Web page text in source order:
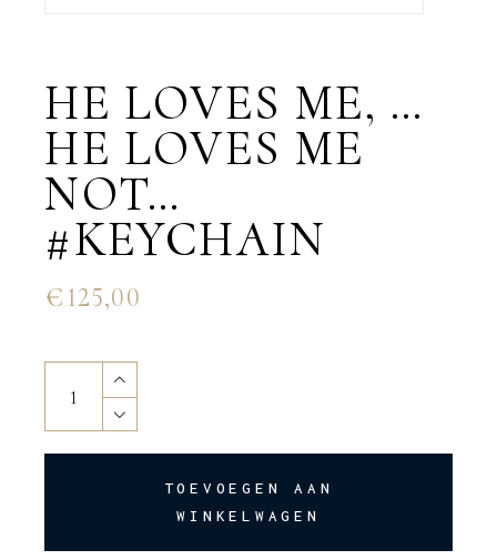
HE LOVES ME, …
HE LOVES ME
NOT…
#KEYCHAIN
€125,00
He loves me, ...he loves me not...#keychain quantity
TOEVOEGEN AAN
WINKELWAGEN